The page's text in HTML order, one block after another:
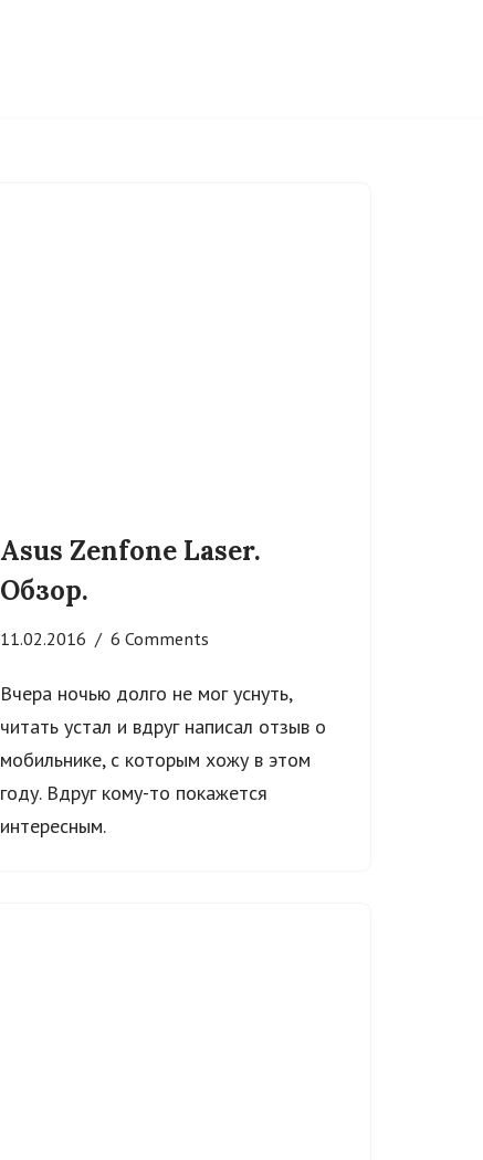
Asus Zenfone Laser.
Обзор.
11.02.2016 6 Comments
Вчера ночью долго не мог уснуть,
читать устал и вдруг написал отзыв о
мобильнике, с которым хожу в этом
году. Вдруг кому-то покажется
интересным.